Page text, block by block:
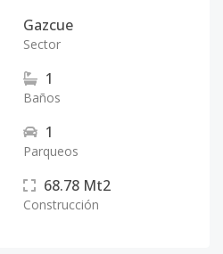
Gazcue
Sector
1
Baños
1
Parqueos
68.78 Mt2
Construcción